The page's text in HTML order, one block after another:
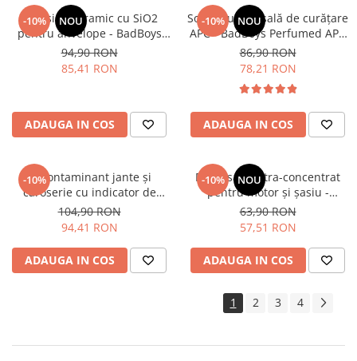
-10% NOU
Dressing ceramic cu SiO2
pentru anvelope - BadBoys
Ceramic Tyre Dressing (500ml)
94,90 RON
85,41 RON
ADAUGA IN COS
-10% NOU
Soluție universală de curățare
APC - BadBoys Perfumed APC
(1L)
86,90 RON
78,21 RON
ADAUGA IN COS
-10%
Decontaminant jante și
caroserie cu indicator de
reacție (efect sângerare) -
BadBoys Iron Remover (1L)
104,90 RON
94,41 RON
ADAUGA IN COS
-10% NOU
Degresant ultra-concentrat
pentru motor și șasiu -
RRCustoms Hardcore PRO (1L)
63,90 RON
57,51 RON
ADAUGA IN COS
1 2 3 4